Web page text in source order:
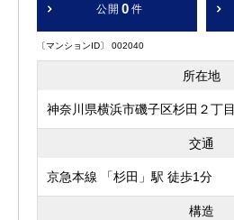
公開 0 件
〔マンションID〕 002040
所在地
神奈川県横浜市磯子区杉田２丁目
交通
京急本線 「杉田」駅 徒歩1分
構造